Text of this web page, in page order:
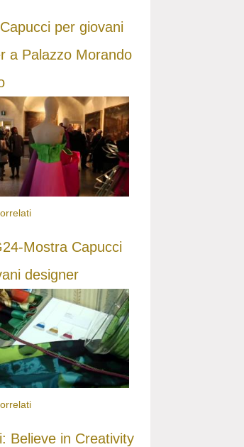
per giovani
a Palazzo Morando
Mostra Capucci
designer
Believe in Creativity